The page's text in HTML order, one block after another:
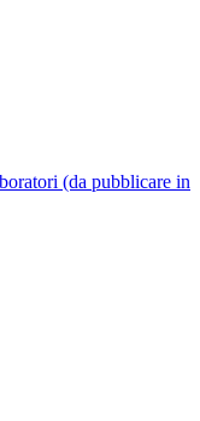
(da pubblicare in